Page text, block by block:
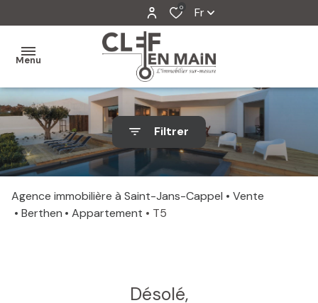
0 Fr
Menu
MON
AGENCE
MES
VENTES
MES
Filtrer
Agence immobilière à Saint-Jans-Cappel
Vente
Berthen
Appartement T5
Désolé,